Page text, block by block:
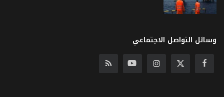
وسائل التواصل الاجتماعي